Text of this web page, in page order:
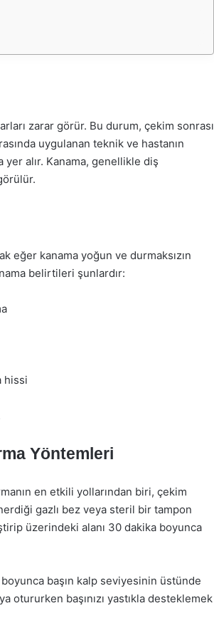
zarar görür. Bu durum, çekim sonrası
uygulanan teknik ve hastanın
yer alır. Kanama, genellikle diş
eğer kanama yoğun ve durmaksızın
belirtileri şunlardır:
hissi
Yöntemleri
en etkili yollarından biri, çekim
gazlı bez veya steril bir tampon
üzerindeki alanı 30 dakika boyunca
başın kalp seviyesinin üstünde
otururken başınızı yastıkla desteklemek